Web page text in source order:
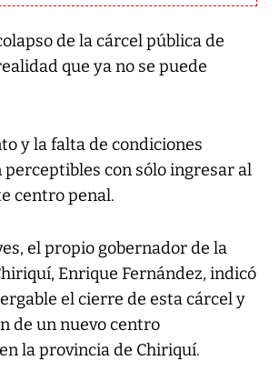
de la cárcel pública de
que ya no se puede
y la falta de condiciones
perceptibles con sólo ingresar al
centro penal.
el propio gobernador de la
Enrique Fernández, indicó
el cierre de esta cárcel y
de un nuevo centro
la provincia de Chiriquí.